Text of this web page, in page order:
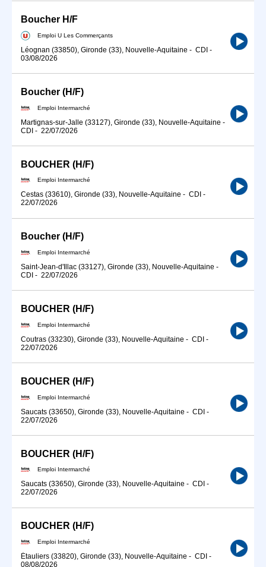
Boucher H/F
Emploi U Les Commerçants
Léognan (33850), Gironde (33), Nouvelle-Aquitaine - CDI -
03/08/2026
Boucher (H/F)
Emploi Intermarché
Martignas-sur-Jalle (33127), Gironde (33), Nouvelle-Aquitaine -
CDI - 22/07/2026
BOUCHER (H/F)
Emploi Intermarché
Cestas (33610), Gironde (33), Nouvelle-Aquitaine - CDI -
22/07/2026
Boucher (H/F)
Emploi Intermarché
Saint-Jean-d'Illac (33127), Gironde (33), Nouvelle-Aquitaine -
CDI - 22/07/2026
BOUCHER (H/F)
Emploi Intermarché
Coutras (33230), Gironde (33), Nouvelle-Aquitaine - CDI -
22/07/2026
BOUCHER (H/F)
Emploi Intermarché
Saucats (33650), Gironde (33), Nouvelle-Aquitaine - CDI -
22/07/2026
BOUCHER (H/F)
Emploi Intermarché
Saucats (33650), Gironde (33), Nouvelle-Aquitaine - CDI -
22/07/2026
BOUCHER (H/F)
Emploi Intermarché
Étauliers (33820), Gironde (33), Nouvelle-Aquitaine - CDI -
08/08/2026